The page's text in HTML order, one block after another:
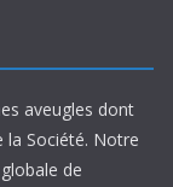
aveugles dont
la Société. Notre
de